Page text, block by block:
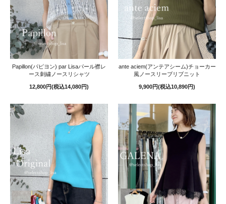
Papillon(パピヨン) par Lisaパール襟レ
ース刺繍ノースリシャツ
12,800円(税込14,080円)
ante aciem(アンテアシーム)チョーカー
風ノースリーブリブニット
9,900円(税込10,890円)